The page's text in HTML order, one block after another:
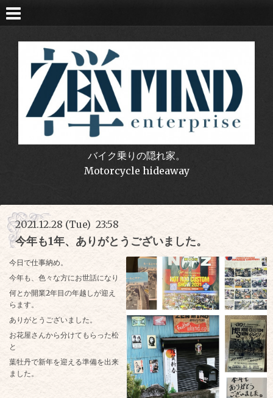
バイク乗りの隠れ家。
Motorcycle hideaway
2021.12.28 (Tue) 23:58
今年も1年、ありがとうございました。
今日で仕事納め。
今年も、色々な方にお世話になり
何とか開業2年目の年越しが迎え
らます。
ありがとうございました。
お花屋さんから分けてもらった松
と
葉牡丹で新年を迎える準備を出来
ました。